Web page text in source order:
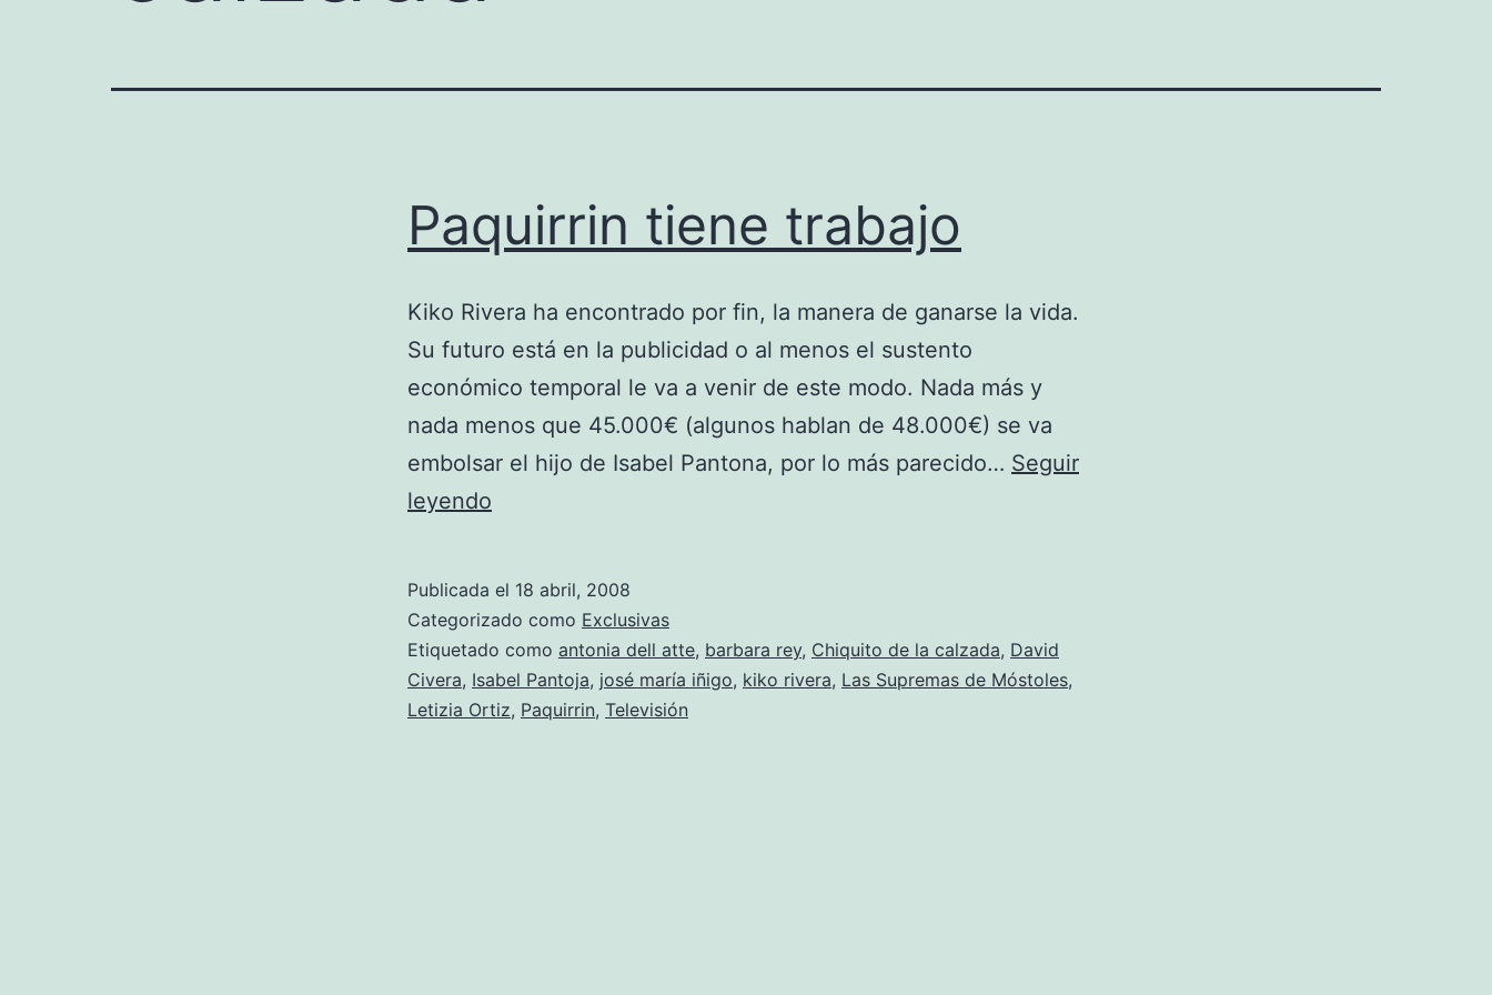
Paquirrin tiene trabajo
Kiko Rivera ha encontrado por fin, la manera de ganarse la vida.
Su futuro está en la publicidad o al menos el sustento
económico temporal le va a venir de este modo. Nada más y
nada menos que 45.000€ (algunos hablan de 48.000€) se va
embolsar el hijo de Isabel Pantona, por lo más parecido… Seguir
leyendo
Publicada el 18 abril, 2008
Categorizado como Exclusivas
Etiquetado como antonia dell atte, barbara rey, Chiquito de la calzada, David
Civera, Isabel Pantoja, josé maría iñigo, kiko rivera, Las Supremas de Móstoles,
Letizia Ortiz, Paquirrin, Televisión